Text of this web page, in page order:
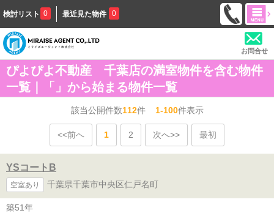
検討リスト 0 最近見た物件 0
お問合せ
ぴよぴよ不動産 千葉店の満室物件を含む物件
一覧｜「」から始まる物件一覧
該当公開件数112件1-100件表示
<<前へ 1 2 次へ>> 最初
YSコートB
空室あり 千葉県千葉市中央区仁戸名町
築51年